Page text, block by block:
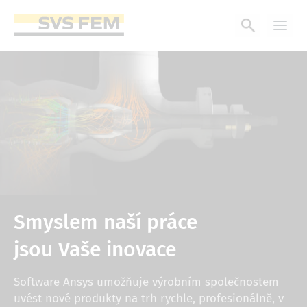
hlavnímu
Smyslem naší práce
jsou Vaše inovace
Software Ansys umožňuje výrobním společnostem
uvést nové produkty na trh rychle, profesionálně, v